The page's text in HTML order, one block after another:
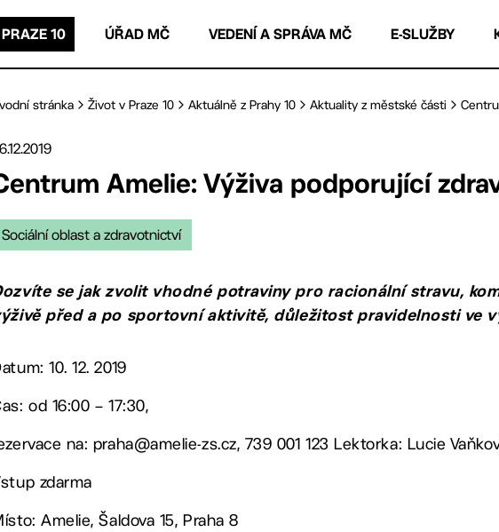
10 ÚŘAD MČ VEDENÍ A SPRÁVA MČ E-SLUŽBY
stránka Život v Praze 10 Aktuálně z Prahy 10 Aktuality z městské části
Amelie: Výživa podporující
Sociální oblast a zdravotnictví
se jak zvolit vhodné potraviny pro racionální stravu,
před a po sportovní aktivitě, důležitost pravidelnosti ve
10. 12. 2019
od 16:00 – 17:30,
na: praha@amelie-zs.cz, 739 001 123 Lektorka: Lucie
zdarma
Amelie, Šaldova 15, Praha 8